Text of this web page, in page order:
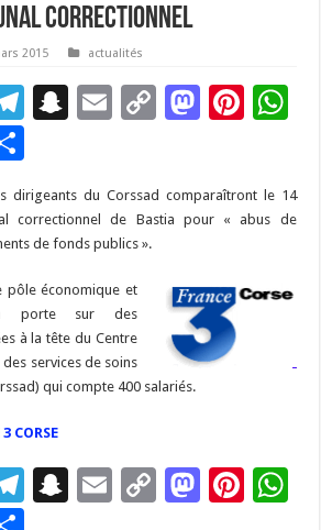
correctionnel
2015 actualités
T
gr
a
m
S
p
c
h
at
E
l
C
y
n
k
M
d
n
Pi
es
ar
ta
g
er
dirigeants du Corssad comparaîtront le 14
correctionnel de Bastia pour « abus de
de fonds publics ».
pôle économique et
porte sur des
à la tête du Centre
services de soins
qui compte 400 salariés.
CORSE
T
S
E
C
M Pi